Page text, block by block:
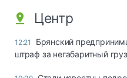
Центр
12:21
Брянский
штраф за негабаритный груз